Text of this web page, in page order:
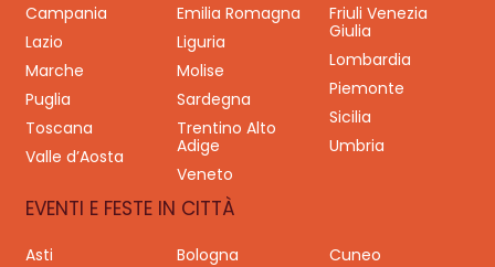
Campania
Emilia Romagna
Friuli Venezia
Giulia
Lazio
Liguria
Lombardia
Marche
Molise
Piemonte
Puglia
Sardegna
Sicilia
Toscana
Trentino Alto
Adige
Umbria
Valle d’Aosta
Veneto
EVENTI E FESTE IN CITTÀ
Asti Bologna
Cuneo